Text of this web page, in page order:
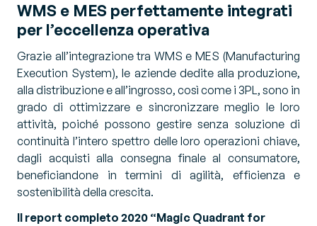
WMS e MES perfettamente integrati
per l’eccellenza operativa
Grazie all’integrazione tra WMS e MES (Manufacturing
Execution System), le aziende dedite alla produzione,
alla distribuzione e all’ingrosso, così come i 3PL, sono in
grado di ottimizzare e sincronizzare meglio le loro
attività, poiché possono gestire senza soluzione di
continuità l’intero spettro delle loro operazioni chiave,
dagli acquisti alla consegna finale al consumatore,
beneficiandone in termini di agilità, efficienza e
sostenibilità della crescita.
Il report completo 2020 “Magic Quadrant for